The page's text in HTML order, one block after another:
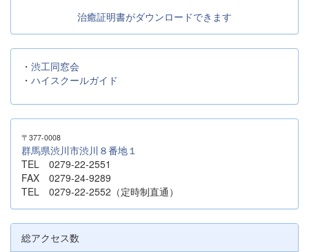
治癒証明書がダウンロードできます
・ 渋工同窓会
・ ハイスクールガイド
〒377-0008
群馬県渋川市渋川８番地１
TEL 0279-22-2551
FAX 0279-24-9289
TEL 0279-22-2552（定時制直通）
総アクセス数